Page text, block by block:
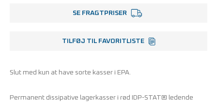
SE FRAGTPRISER
TILFØJ TIL FAVORITLISTE
Slut med kun at have sorte kasser i EPA.
Permanent dissipative lagerkasser i rød IDP-STAT® ledende